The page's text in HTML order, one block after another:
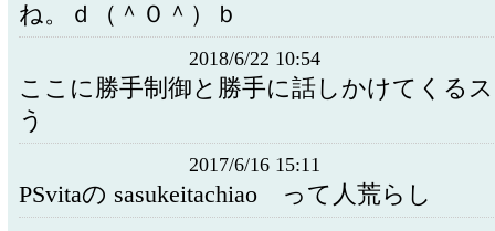
ね。ｄ（＾０＾）ｂ
2018/6/22 10:54
ここに勝手制御と勝手に話しかけてくる
う
2017/6/16 15:11
PSvitaの sasukeitachiao って人荒らし